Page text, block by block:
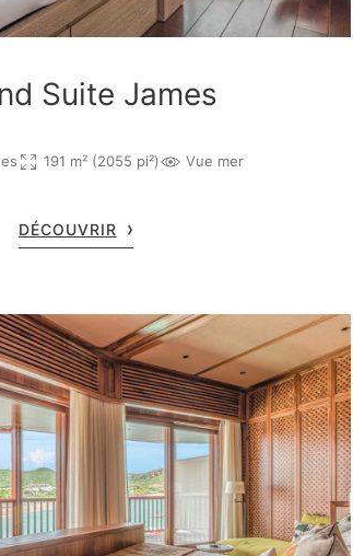
Suite James
191 m² (2055 pi²) Vue mer
DÉCOUVRIR